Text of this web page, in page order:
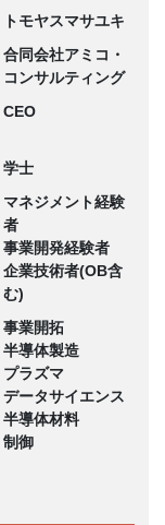
トモヤスマサユキ
合同会社アミコ・
コンサルティング
CEO
学士
マネジメント経験
者
事業開発経験者
企業技術者(OB含
む)
事業開拓
半導体製造
プラズマ
データサイエンス
半導体材料
制御